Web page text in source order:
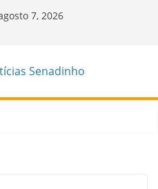
7, 2026